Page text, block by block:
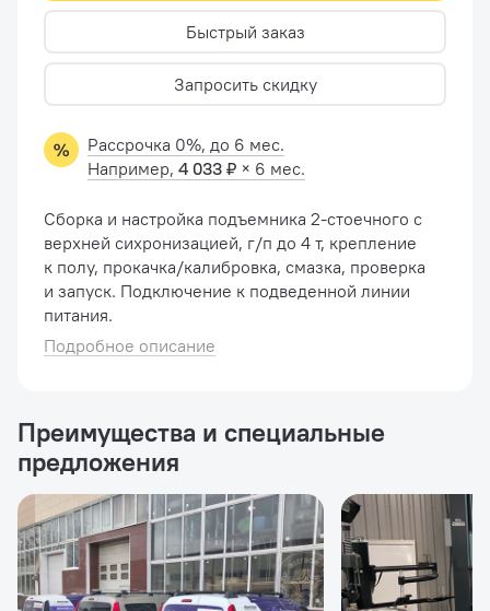
Сборка и настройка подъемника 2-стоечного с
верхней сихронизацией, г/п до 4 т, крепление
к полу, прокачка/калибровка, смазка, проверка
и запуск. Подключение к подведенной линии
питания.
Подробное описание
Быстрый заказ
Запросить скидку
Рассрочка 0%, до 6 мес.
Например, 4 033 ₽ × 6 мес.
Преимущества и специальные
предложения